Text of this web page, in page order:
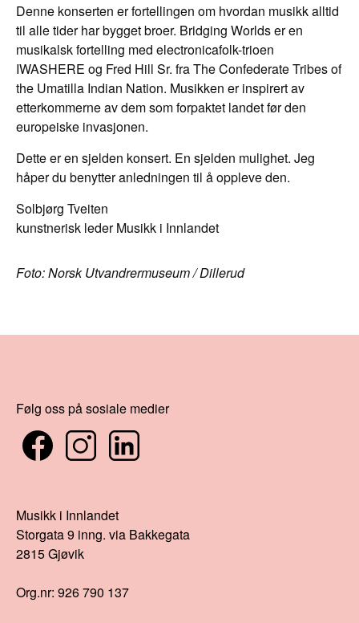
Denne konserten er fortellingen om hvordan musikk alltid
til alle tider har bygget broer. Bridging Worlds er en
musikalsk fortelling med electronicafolk-trioen
IWASHERE og Fred Hill Sr. fra The Confederate Tribes of
the Umatilla Indian Nation. Musikken er inspirert av
etterkommerne av dem som forpaktet landet før den
europeiske invasjonen.
Dette er en sjelden konsert. En sjelden mulighet. Jeg
håper du benytter anledningen til å oppleve den.
Solbjørg Tveiten
kunstnerisk leder Musikk i Innlandet
Foto: Norsk Utvandrermuseum / Dillerud
Følg oss på sosiale medier
Musikk i Innlandet
Storgata 9 inng. via Bakkegata
2815 Gjøvik
Org.nr: 926 790 137